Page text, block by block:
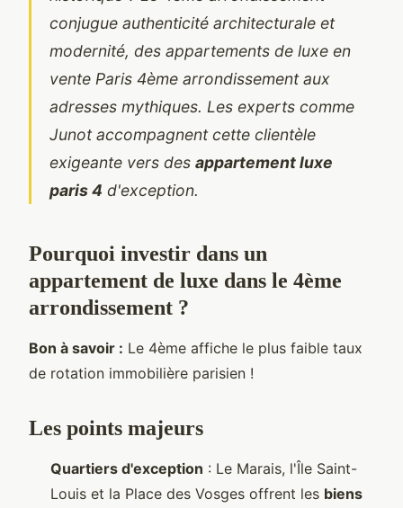
conjugue authenticité architecturale et
modernité, des appartements de luxe en
vente Paris 4ème arrondissementaux
adresses mythiques. Les experts comme
Junot accompagnent cette clientèle
exigeante vers des appartement luxe
paris 4 d'exception.
Pourquoi investir dans un
appartement de luxe dans le 4ème
arrondissement ?
Bon à savoir : Le 4ème affiche le plus faible taux
de rotation immobilière parisien !
Les points majeurs
Quartiers d'exception : Le Marais, l'Île Saint-
Louis et la Place des Vosges offrent les biens